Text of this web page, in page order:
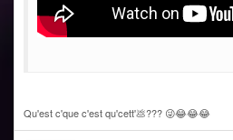
Qu'est c'que c'est qu'cett'💩??? 😜😂😂😂